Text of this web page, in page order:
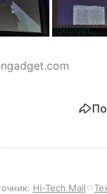
Hi-Tech Mail